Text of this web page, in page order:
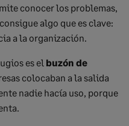
conocer los problemas,
algo que es clave:
a la organización.
es el buzón de
colocaban a la salida
nadie hacía uso, porque